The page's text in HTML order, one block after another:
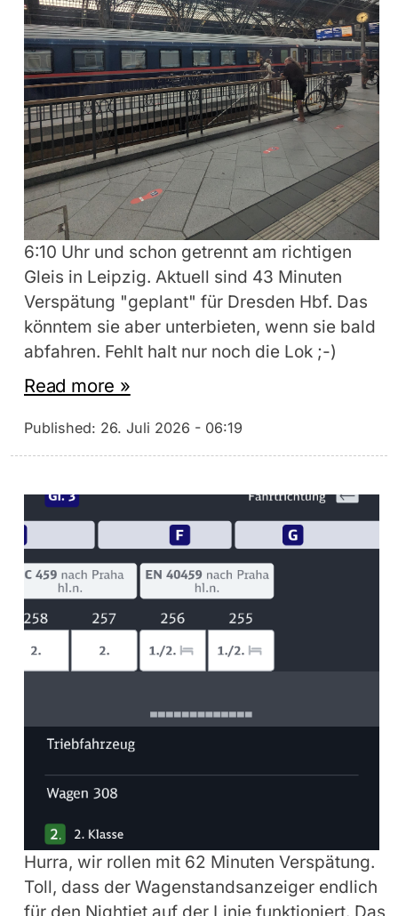
6:10 Uhr und schon getrennt am richtigen
Gleis in Leipzig. Aktuell sind 43 Minuten
Verspätung "geplant" für Dresden Hbf. Das
könntem sie aber unterbieten, wenn sie bald
abfahren. Fehlt halt nur noch die Lok ;-)
Read more »
Published: 26. Juli 2026 - 06:19
Hurra, wir rollen mit 62 Minuten Verspätung.
Toll, dass der Wagenstandsanzeiger endlich